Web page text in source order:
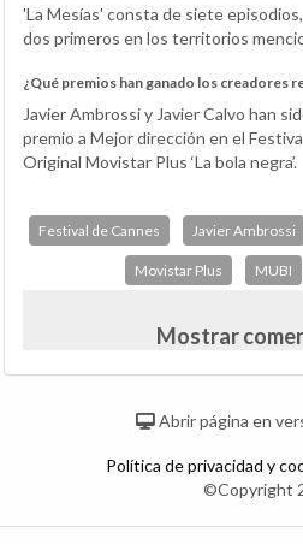
'La Mesías' consta de siete
dos primeros en los territorios
¿Qué premios han ganado los creadores
Javier Ambrossi y Javier Calvo han
premio a Mejor dirección en el
Original Movistar Plus ‘La bola negra’.
Festival de Cannes Javier Ambrossi
Movistar Plus MUBI
Mostrar
Abrir página en
Política de privacidad y
©Copyright